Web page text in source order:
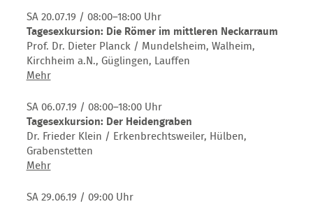
Baar
und
Breisgau:
Auf
den
der
Alamannen
in
Südbaden
SA 20.07.19 / 08:00–18:00 Uhr
Tagesexkursion: Die Römer im mittleren Neckarraum
Prof. Dr. Dieter Planck / Mundelsheim, Walheim,
Kirchheim a.N., Güglingen, Lauffen
MehrTagesexkursion:
Römer
im
mittleren
Neckarraum
SA 06.07.19 / 08:00–18:00 Uhr
Tagesexkursion: Der Heidengraben
Dr. Frieder Klein / Erkenbrechtsweiler, Hülben,
Grabenstetten
MehrTagesexkursion:
Heidengraben
SA 29.06.19 / 09:00 Uhr